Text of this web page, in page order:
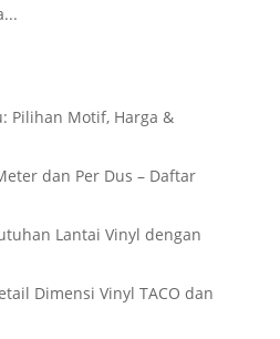
Pilihan Motif, Harga &
dan Per Dus – Daftar
Lantai Vinyl dengan
Dimensi Vinyl TACO dan